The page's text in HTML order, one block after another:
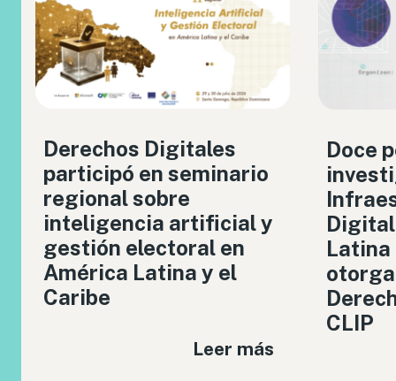
Derechos Digitales
participó en seminario
regional sobre
inteligencia artificial y
gestión electoral en
América Latina y el
Caribe
Leer más
Doce
Latina
CLIP